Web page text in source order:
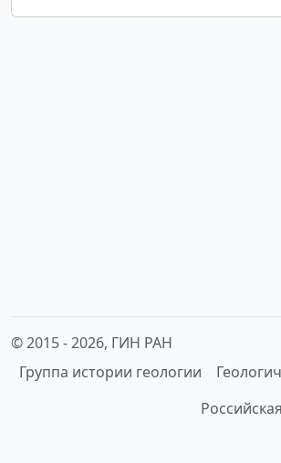
© 2015 -2026, ГИН РАН
Группа истории геологии